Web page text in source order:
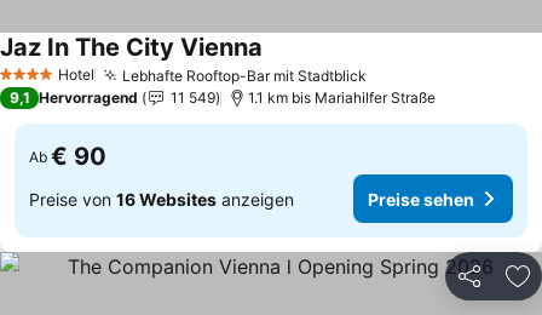
4 Sterne Hotel Lebhafte Rooftop-Bar mit Stadtblick
Jaz In The City Vienna
9,1 Hervorragend 11 549 1.1 km bis Mariahilfer Straße
Ab € 90
Preise von 16 Websites anzeigen Preise sehen
Teilen